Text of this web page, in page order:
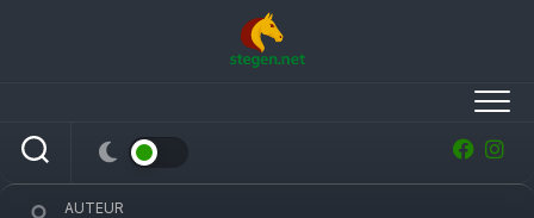
Lucratieve zeges jarige Scott Brash in Global
Champions Tour
AUTEUR